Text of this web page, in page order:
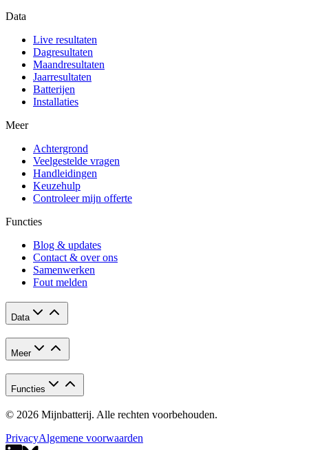
Data
Live resultaten
Dagresultaten
Maandresultaten
Jaarresultaten
Batterijen
Installaties
Meer
Achtergrond
Veelgestelde vragen
Handleidingen
Keuzehulp
Controleer mijn offerte
Functies
Blog & updates
Contact & over ons
Samenwerken
Fout melden
Data
Meer
Functies
© 2026 Mijnbatterij. Alle rechten voorbehouden.
PrivacyAlgemene voorwaarden